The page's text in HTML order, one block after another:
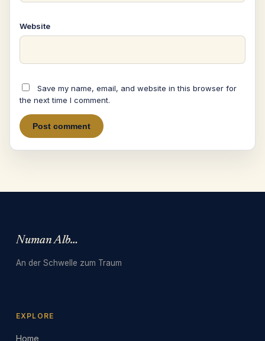
Website
Save my name, email, and website in this browser for
the next time I comment.
Numan Albarbari
An der Schwelle zum Traum
EXPLORE
Home